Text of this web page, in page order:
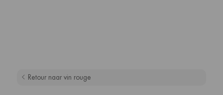
Retour naar vin rouge